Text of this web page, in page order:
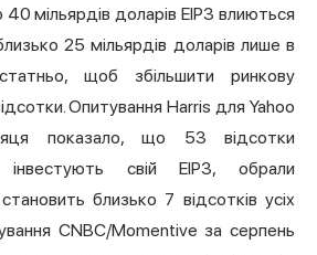
мільярдів доларів EIP3 влиються
25 мільярдів доларів лише в
щоб збільшити ринкову
Опитування Harris для Yahoo
показало, що 53 відсотки
інвестують свій EIP3, обрали
близько 7 відсотків усіх
CNBC/Momentive за серпень